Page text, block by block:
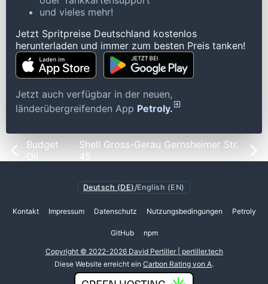
und vieles mehr!
Jetzt Spritpreise Deutschland kostenlos
herunterladen und immer zum besten Preis tanken!
Jetzt auch verfügbar in der neuen,
länderübergreifenden App Petroly.
Budget
Oil
Shell Gross-Gerau Gernsheimer Str.
45
Deutsch (DE) /English (EN)
Kontakt Impressum Datenschutz Nutzungsbedingungen Petroly
GitHub npm
Copyright © 2022-2026 David Pertiller | pertiller.tech
Diese Website erreicht ein Carbon Rating von A.